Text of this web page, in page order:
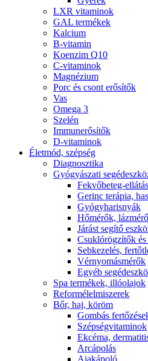
LXR vitaminok
GAL termékek
Kalcium
B-vitamin
Koenzim Q10
C-vitaminok
Magnézium
Porc és csont erősítők
Vas
Omega 3
Szelén
Immunerősítők
D-vitaminok
Életmód, szépség
Diagnosztika
Gyógyászati
Fekvőbeteg-ellátás
Gerinc terápia,
Gyógyharisnyák
Hőmérők,
Járást segítő
Csuklórögzítők
Sebkezelés,
Vérnyomásmérők
Egyéb
Spa termékek, illóolajok
Reformélelmiszerek
Bőr, haj, köröm
Gombás
Szépségvitaminok
Ekcéma,
Arcápolás
Ajakápoló